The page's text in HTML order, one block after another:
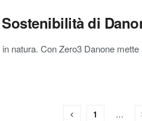
di
natura. Con Zero3 Danone
1 …